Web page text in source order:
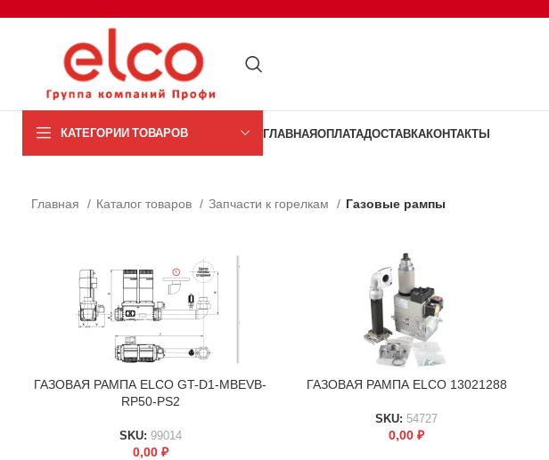
КАТЕГОРИИ ТОВАРОВ ГЛАВНАЯОПЛАТАДОСТАВКАКОНТАКТЫ
Главная Каталог товаров Запчасти к горелкам Газовые рампы
В КОРЗИНУ
ГАЗОВАЯ РАМПА ELCO GT-D1-MBEVB-
RP50-PS2
SKU: 99014
0,00 ₽
В КОРЗИНУ
ГАЗОВАЯ РАМПА ELCO 13021288
SKU: 54727
0,00₽